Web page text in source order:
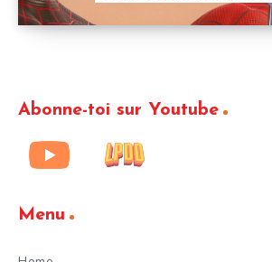
Abonne-toi sur Youtube
Menu